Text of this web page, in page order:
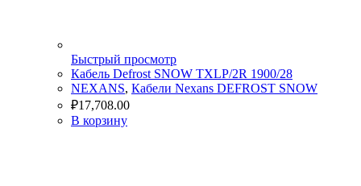
Быстрый просмотр
Кабель Defrost SNOW TXLP/2R 1900/28
NEXANS, Кабели Nexans DEFROST SNOW
₽17,708.00
В корзину